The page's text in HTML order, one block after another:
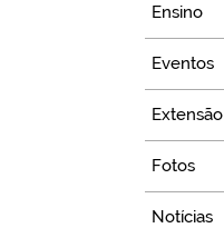
Ensino
Eventos
Extensão
Fotos
Notícias